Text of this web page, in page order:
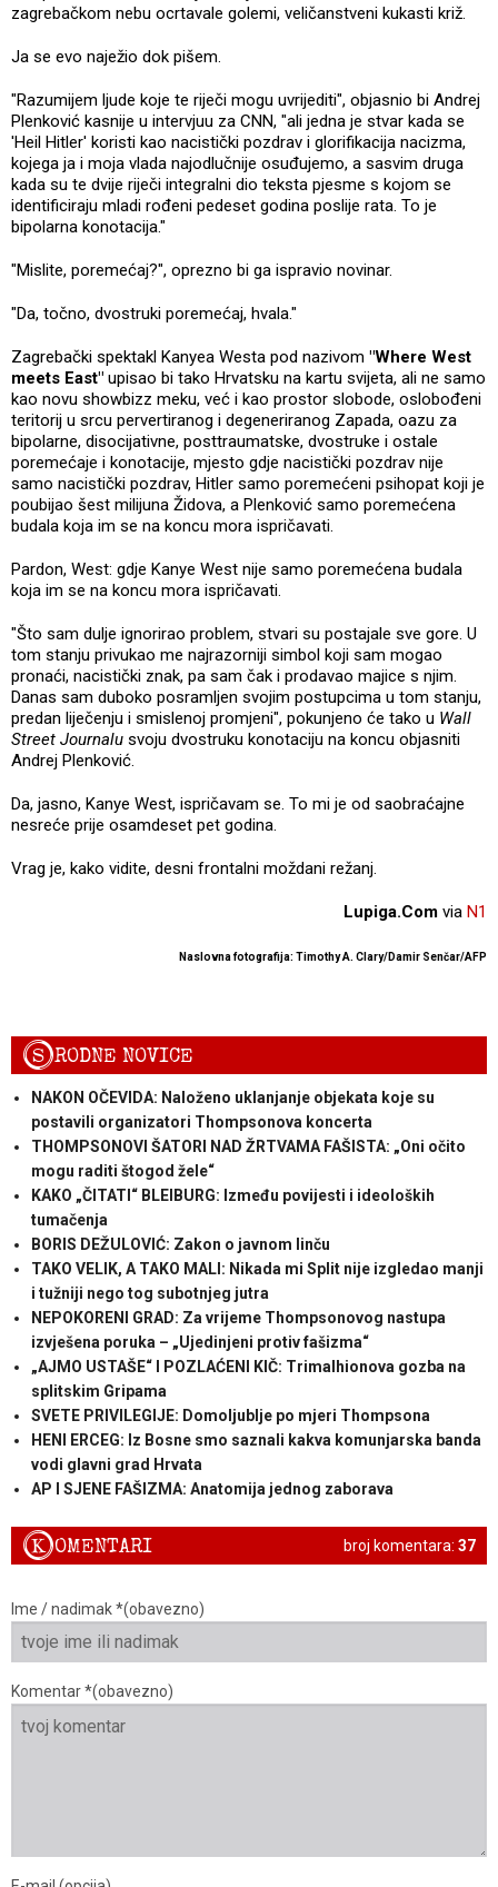
zagrebačkom nebu ocrtavale golemi, veličanstveni kukasti križ.
Ja se evo naježio dok pišem.
"Razumijem ljude koje te riječi mogu uvrijediti", objasnio bi Andrej
Plenković kasnije u intervjuu za CNN, "ali jedna je stvar kada se
'Heil Hitler' koristi kao nacistički pozdrav i glorifikacija nacizma,
kojega ja i moja vlada najodlučnije osuđujemo, a sasvim druga
kada su te dvije riječi integralni dio teksta pjesme s kojom se
identificiraju mladi rođeni pedeset godina poslije rata. To je
bipolarna konotacija."
"Mislite, poremećaj?", oprezno bi ga ispravio novinar.
"Da, točno, dvostruki poremećaj, hvala."
Zagrebački spektakl Kanyea Westa pod nazivom "Where West
meets East" upisao bi tako Hrvatsku na kartu svijeta, ali ne samo
kao novu showbizz meku, već i kao prostor slobode, oslobođeni
teritorij u srcu pervertiranog i degeneriranog Zapada, oazu za
bipolarne, disocijativne, posttraumatske, dvostruke i ostale
poremećaje i konotacije, mjesto gdje nacistički pozdrav nije
samo nacistički pozdrav, Hitler samo poremećeni psihopat koji je
poubijao šest milijuna Židova, a Plenković samo poremećena
budala koja im se na koncu mora ispričavati.
Pardon, West: gdje Kanye West nije samo poremećena budala
koja im se na koncu mora ispričavati.
"Što sam dulje ignorirao problem, stvari su postajale sve gore. U
tom stanju privukao me najrazorniji simbol koji sam mogao
pronaći, nacistički znak, pa sam čak i prodavao majice s njim.
Danas sam duboko posramljen svojim postupcima u tom stanju,
predan liječenju i smislenoj promjeni", pokunjeno će tako u Wall
Street Journalu svoju dvostruku konotaciju na koncu objasniti
Andrej Plenković.
Da, jasno, Kanye West, ispričavam se. To mi je od saobraćajne
nesreće prije osamdeset pet godina.
Vrag je, kako vidite, desni frontalni moždani režanj.
Lupiga.Com via N1
Naslovna fotografija: Timothy A. Clary/Damir Senčar/AFP
SRODNE NOVICE
NAKON OČEVIDA: Naloženo uklanjanje objekata koje su
postavili organizatori Thompsonova koncerta
THOMPSONOVI ŠATORI NAD ŽRTVAMA FAŠISTA: „Oni očito
mogu raditi štogod žele“
KAKO „ČITATI“ BLEIBURG: Između povijesti i ideoloških
tumačenja
BORIS DEŽULOVIĆ: Zakon o javnom linču
TAKO VELIK, A TAKO MALI: Nikada mi Split nije izgledao manji
i tužniji nego tog subotnjeg jutra
NEPOKORENI GRAD: Za vrijeme Thompsonovog nastupa
izvješena poruka – „Ujedinjeni protiv fašizma“
„AJMO USTAŠE“ I POZLAĆENI KIČ: Trimalhionova gozba na
splitskim Gripama
SVETE PRIVILEGIJE: Domoljublje po mjeri Thompsona
HENI ERCEG: Iz Bosne smo saznali kakva komunjarska banda
vodi glavni grad Hrvata
AP I SJENE FAŠIZMA: Anatomija jednog zaborava
broj komentara: 37
KOMENTARI
Ime / nadimak *(obavezno)
Komentar *(obavezno)